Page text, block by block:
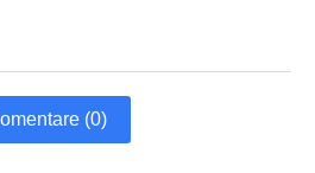
(0)